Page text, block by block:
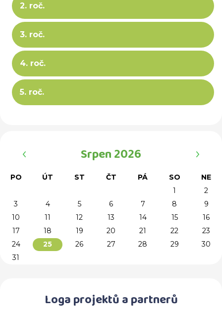
2. roč.
3. roč.
4. roč.
5. roč.
Srpen 2026
PO ÚT ST ČT PÁ SO
NE
1
2
3
4 5 6 7 8
9
10
11 12 13 14 15
16
17
18 19 20 21 22
23
24
25 26 27 28 29
30
31
Loga projektů a partnerů